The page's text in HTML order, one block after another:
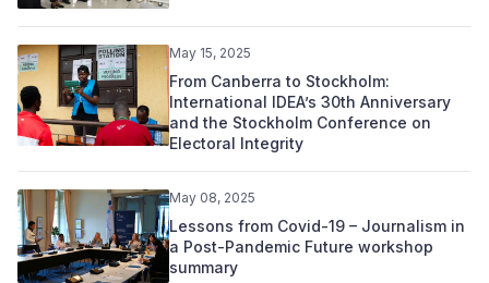
May 15, 2025
From Canberra to Stockholm:
International IDEA’s 30th Anniversary
and the Stockholm Conference on
Electoral Integrity
May 08, 2025
Lessons from Covid-19 – Journalism in
a Post-Pandemic Future workshop
summary